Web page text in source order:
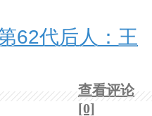
62代后人：王
查看评论
[0]